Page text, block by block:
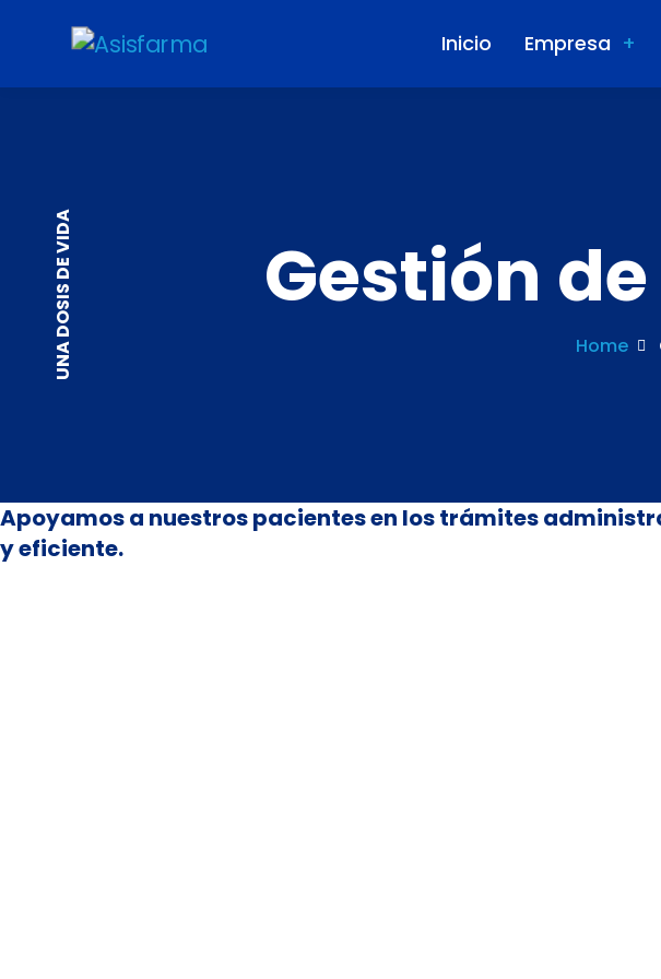
Inicio Empresa
Gestión
Home
UNA DOSIS DE VIDA
Apoyamos a nuestros pacientes en los trámites
y eficiente.